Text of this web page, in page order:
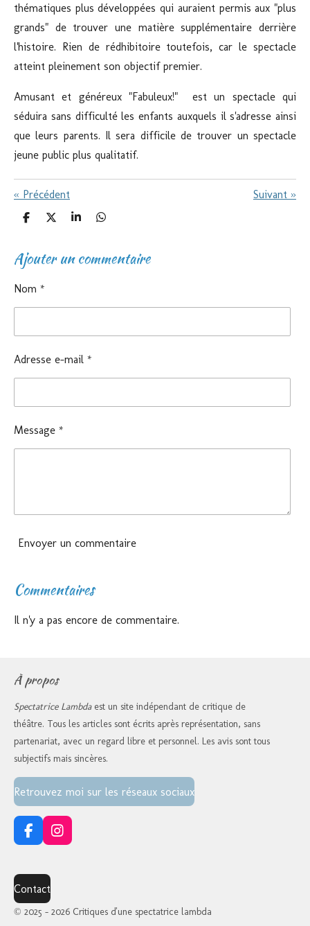
thématiques plus développées qui auraient permis aux "plus
grands" de trouver une matière supplémentaire derrière
l'histoire. Rien de rédhibitoire toutefois, car le spectacle
atteint pleinement son objectif premier.
Amusant et généreux "Fabuleux!"
est un spectacle qui
séduira sans difficulté les enfants auxquels il s'adresse ainsi
que leurs parents. Il sera difficile de trouver un spectacle
jeune public plus qualitatif.
« Précédent Suivant »
P
t
a
e
P
t
a
P
a
P
a
Ajouter un commentaire
Nom *
Adresse e-mail *
Message *
Envoyer un commentaire
Commentaires
Il n'y a pas encore de commentaire.
À propos
Spectatrice Lambdaest un site indépendant de critique de
théâtre. Tous les articles sont écrits après représentation, sans
partenariat, avec un regard libre et personnel. Les avis sont tous
subjectifs mais sincères.
Retrouvez moi sur les réseaux sociaux
F
a
e
b
o
o
I
n
r
Contact
© 2025 - 2026 Critiques d'une spectatrice lambda